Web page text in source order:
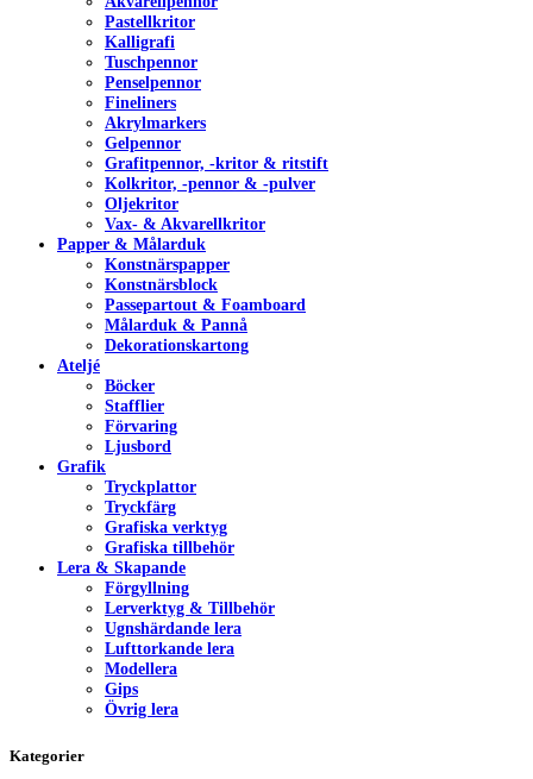
Pastellkritor
Kalligrafi
Tuschpennor
Penselpennor
Fineliners
Akrylmarkers
Gelpennor
Grafitpennor, -kritor & ritstift
Kolkritor, -pennor & -pulver
Oljekritor
Vax- & Akvarellkritor
Papper & Målarduk
Konstnärspapper
Konstnärsblock
Passepartout & Foamboard
Målarduk & Pannå
Dekorationskartong
Ateljé
Böcker
Stafflier
Förvaring
Ljusbord
Grafik
Tryckplattor
Tryckfärg
Grafiska verktyg
Grafiska tillbehör
Lera & Skapande
Förgyllning
Lerverktyg & Tillbehör
Ugnshärdande lera
Lufttorkande lera
Modellera
Gips
Övrig lera
Kategorier